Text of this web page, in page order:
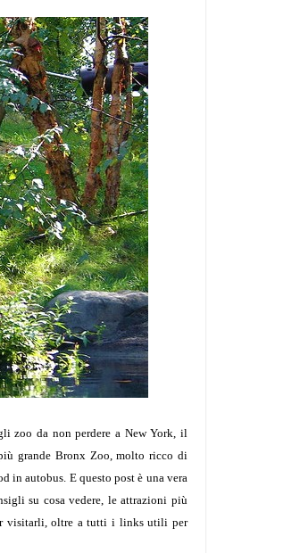
zoo da non perdere a New York, il
grande Bronx Zoo, molto ricco di
in autobus. E questo post è una vera
su cosa vedere, le attrazioni più
visitarli, oltre a tutti i links utili per